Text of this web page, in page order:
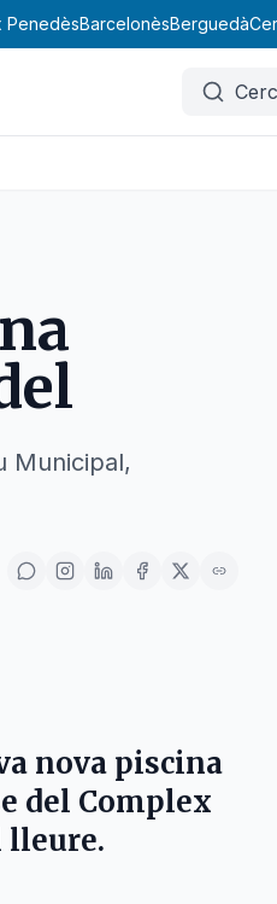
PenedèsBarcelonèsBerguedà
Municipal,
nova piscina
del Complex
lleure.